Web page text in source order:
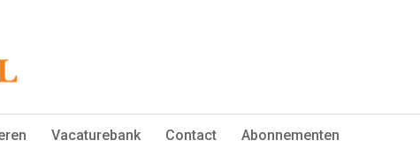
Vacaturebank Contact Abonnementen